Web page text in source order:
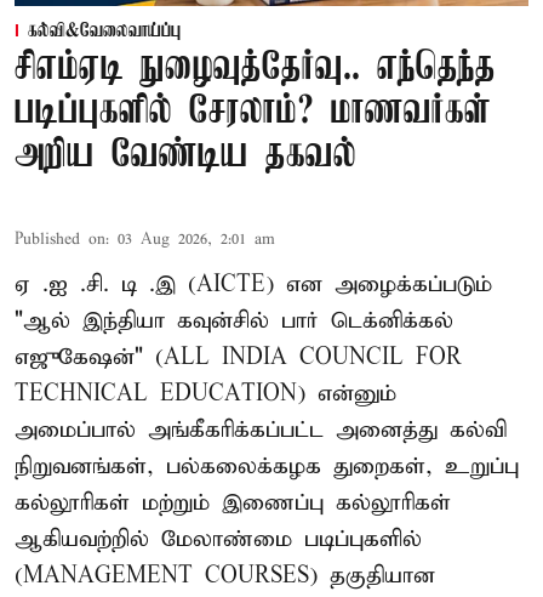
கல்வி&வேலைவாய்ப்பு
சிஎம்ஏடி நுழைவுத்தேர்வு.. எந்தெந்த
படிப்புகளில் சேரலாம்? மாணவர்கள்
அறிய வேண்டிய தகவல்
Published on: 03 Aug 2026, 2:01 am
ஏ .ஐ .சி. டி .இ (AICTE) என அழைக்கப்படும்
"ஆல் இந்தியா கவுன்சில் பார் டெக்னிக்கல்
எஜுகேஷன்" (ALL INDIA COUNCIL FOR
TECHNICAL EDUCATION) என்னும்
அமைப்பால் அங்கீகரிக்கப்பட்ட அனைத்து கல்வி
நிறுவனங்கள், பல்கலைக்கழக துறைகள், உறுப்பு
கல்லூரிகள் மற்றும் இணைப்பு கல்லூரிகள்
ஆகியவற்றில் மேலாண்மை படிப்புகளில்
(MANAGEMENT COURSES) தகுதியான